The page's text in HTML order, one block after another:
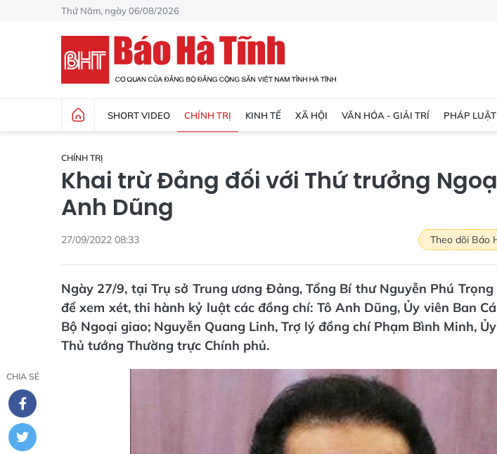
Thứ Năm, ngày 06/08/2026
SHORT VIDEO CHÍNH TRỊ KINH TẾ XÃ HỘI VĂN HÓA - GIẢI TRÍ PHÁP LUẬT
CHÍNH TRỊ
Khai trừ Đảng đối với Thứ trưởng
Anh Dũng
27/09/2022 08:33 Theo dõi Báo
Ngày 27/9, tại Trụ sở Trung ương Đảng, Tổng Bí thư Nguyễn Phú
để xem xét, thi hành kỷ luật các đồng chí: Tô Anh Dũng, Ủy viên Ban
Bộ Ngoại giao; Nguyễn Quang Linh, Trợ lý đồng chí Phạm Bình Minh,
Thủ tướng Thường trực Chính phủ.
CHIA SẺ